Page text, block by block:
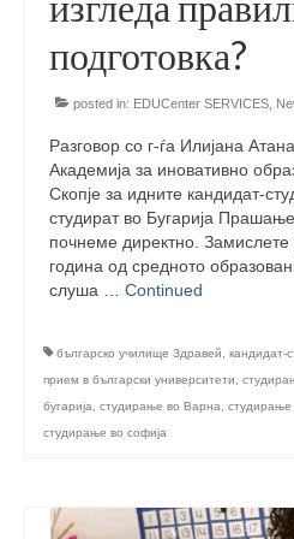
Applied Arts Skopje,
The MARATHON
Orienteering
Applied Arts Skopje,
FRIENDLY MATCH
Applied Arts Skopje,
BASE CAMP
Applied Arts Skopje,
HOME RUN
CULTART project
Cultart Book
подготовка?
posted in: EDUCenter SERVICES
Разговор со г-ѓа Илијана
Академија за иновативно
Скопје за идните кандидат-
студират во Бугарија
почнеме директно. Замислете
година од средното
слуша … Continued
българско училище Здравей кандидат-
прием в български университети
бугарија
студирање во Варна
студирање во софија